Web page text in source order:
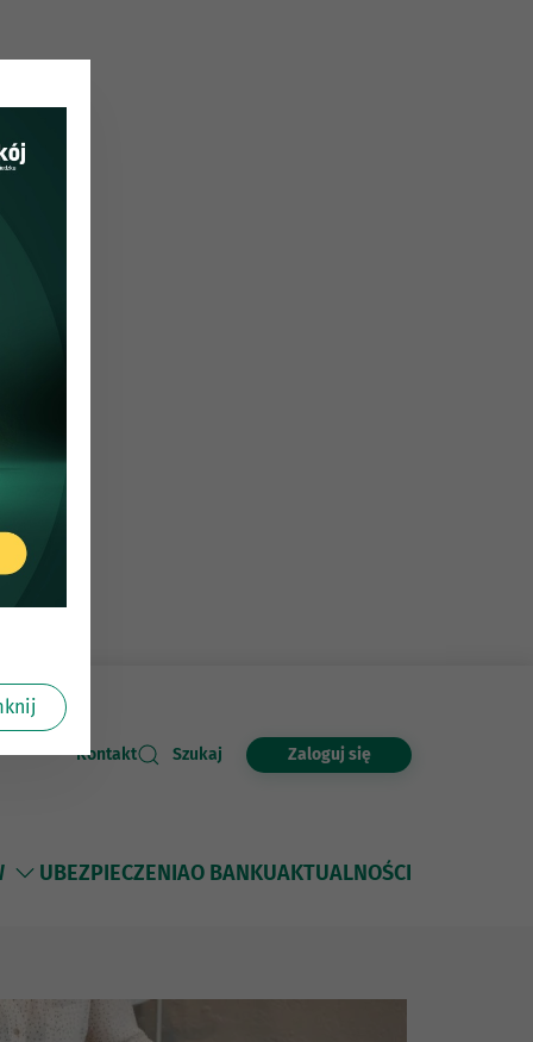
Kontakt Szukaj Zaloguj się
UBEZPIECZENIAO BANKUAKTUALNOŚCI